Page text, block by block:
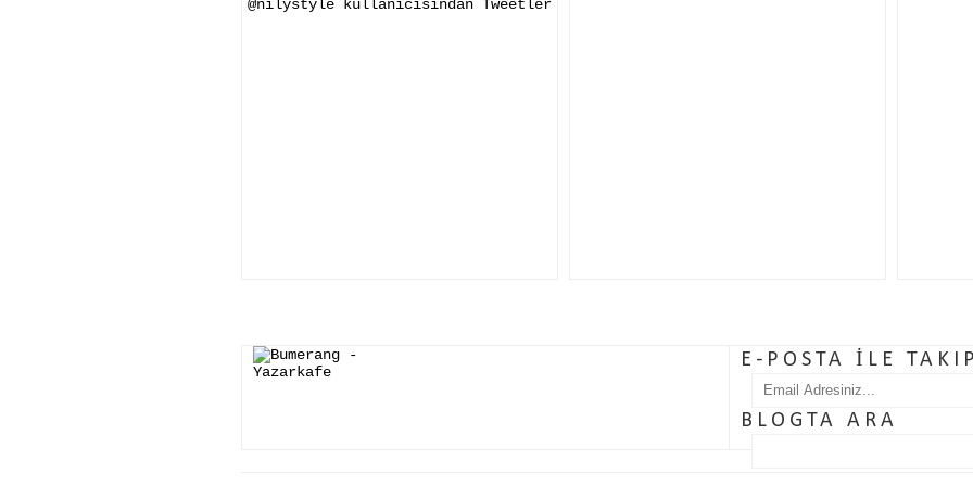
@nilystyle kullanıcısından Tweetler
E-POSTA İLE
BLOGTA ARA